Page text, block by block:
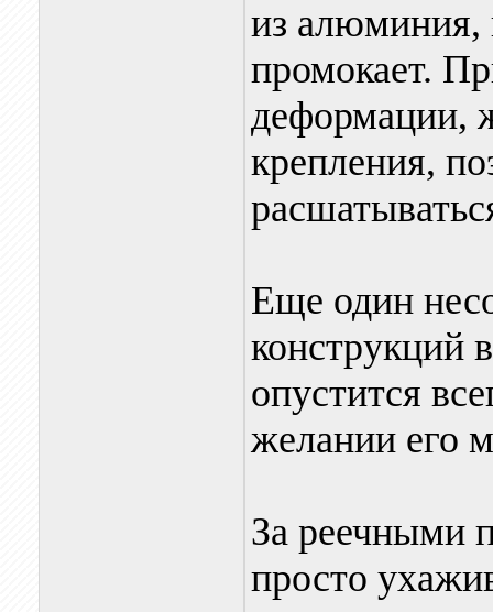
из алюминия,
промокает.
деформации,
крепления,
Еще один
конструкций
опустится
желании его
За реечными
просто